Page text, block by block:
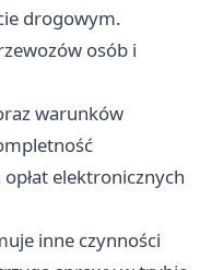
drogowym.
osób i
warunków
elektronicznych
inne czynności